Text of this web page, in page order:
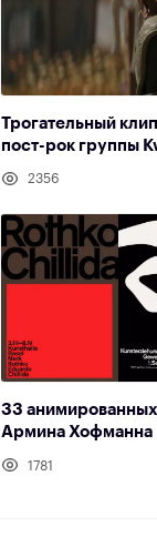
Трогательный
пост-рок группы
2356
33 анимированных
Армина Хофманна
1781